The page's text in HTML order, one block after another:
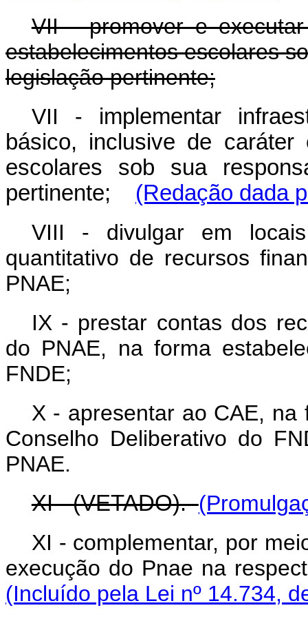
VII - promover e
estabelecimentos escolares
legislação pertinente;
VII - implementar
básico, inclusive de caráter
escolares sob sua
pertinente;
(Redação dada
VIII - divulgar em
quantitativo de recursos
PNAE;
IX - prestar contas dos
do PNAE, na forma
FNDE;
X - apresentar ao CAE,
Conselho Deliberativo do
PNAE.
XI - (VETADO).
XI - complementar, por
execução do Pnae na
(Incluído pela Lei nº 14.734,